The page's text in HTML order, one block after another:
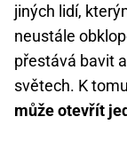
jiných lidí,
neustále
přestává bavit
světech. K
může otevřít